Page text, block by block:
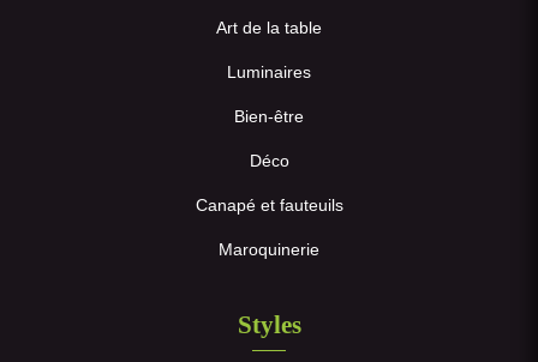
Art de la table
Luminaires
Bien-être
Déco
Canapé et fauteuils
Maroquinerie
Styles